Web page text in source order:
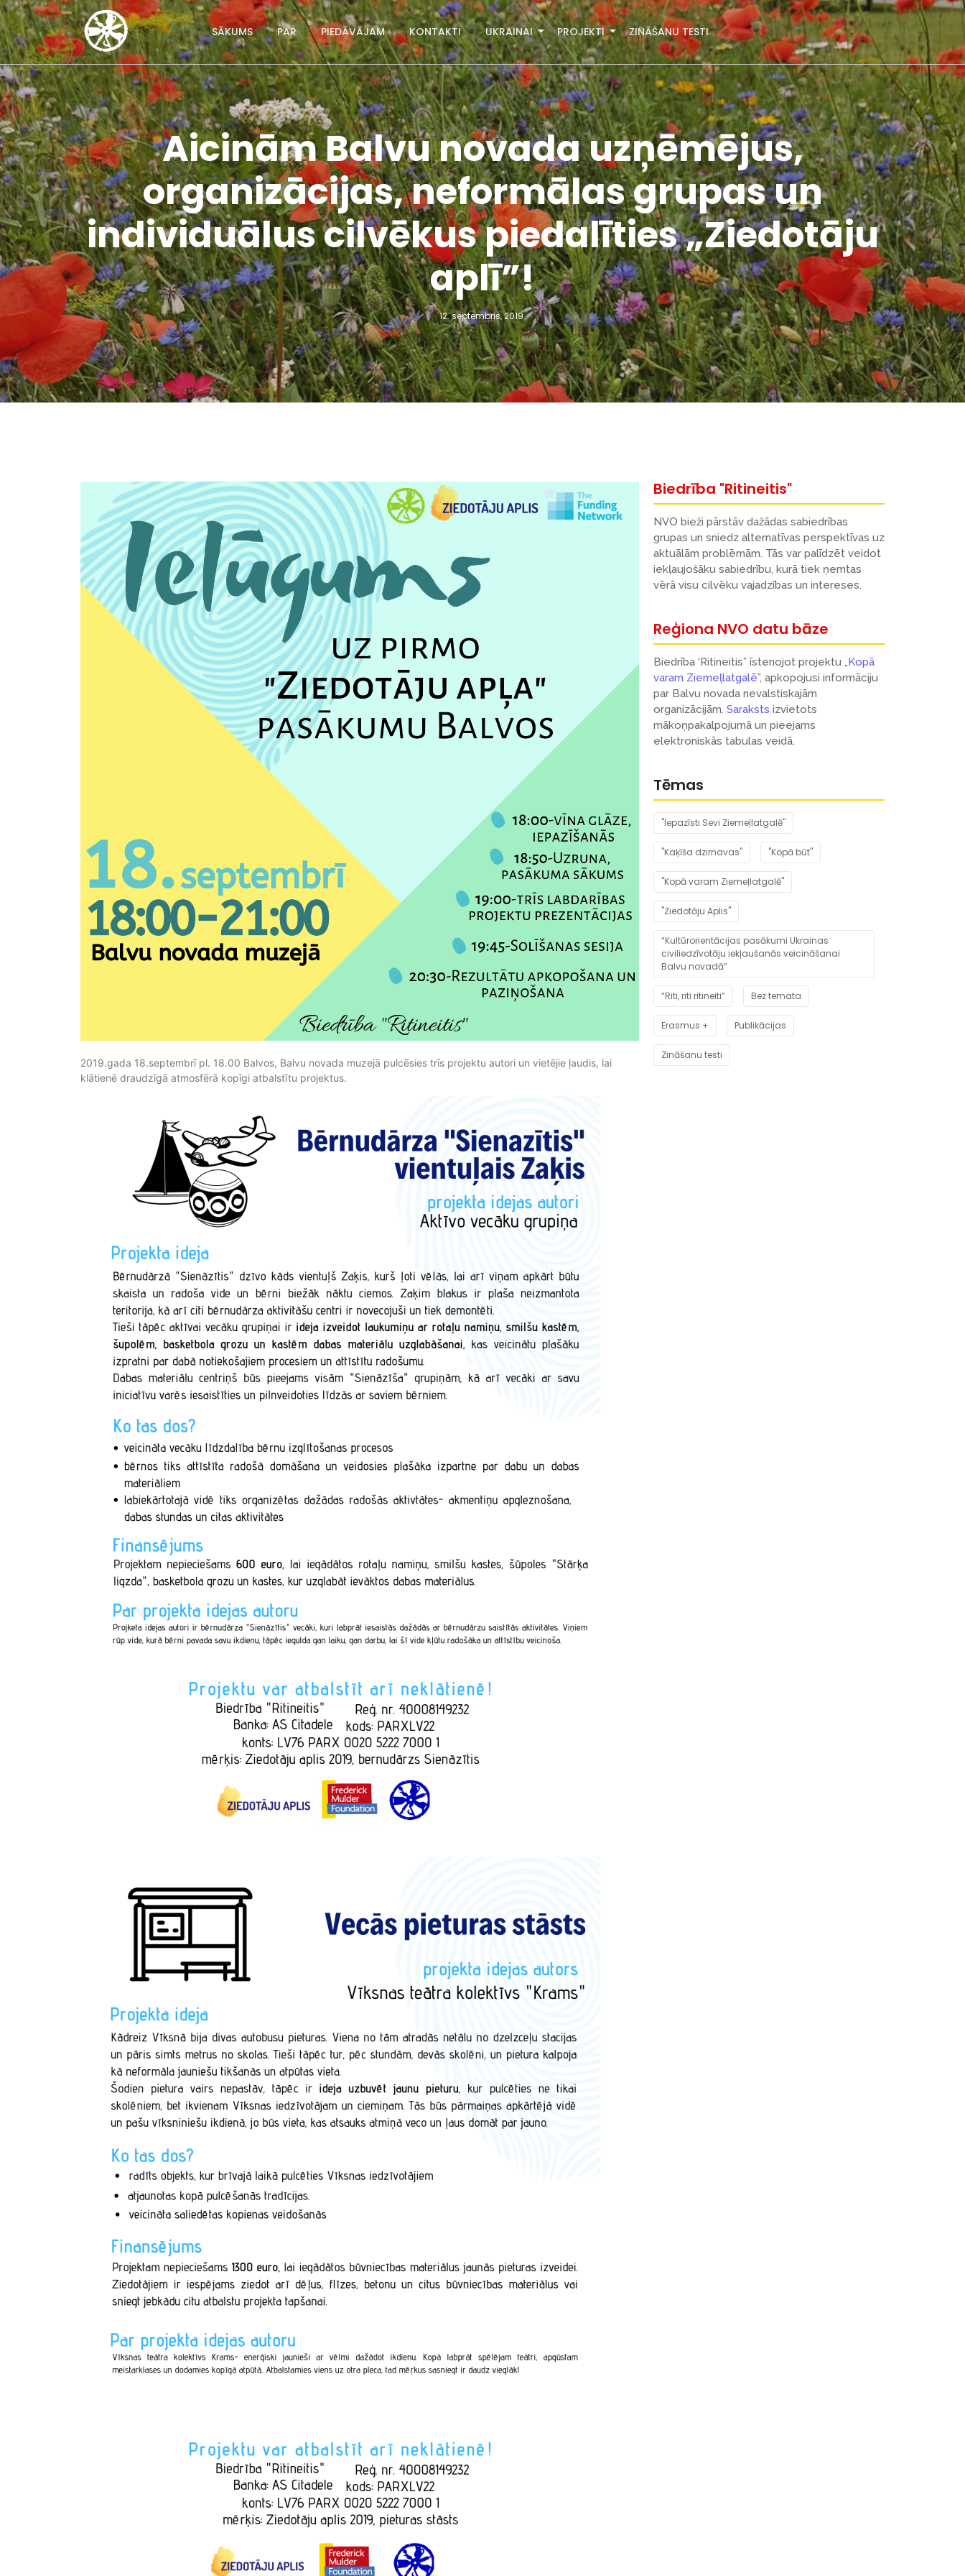
SĀKUMS PAR PIEDĀVĀJAM KONTAKTI UKRAINAI PROJEKTI ZINĀŠANU TESTI
Aicinām Balvu novada uzņēmējus,
organizācijas, neformālas grupas un
individuālus cilvēkus piedalīties „Ziedotāju
aplī”!
12. septembris, 2019.
2019.gada 18.septembrī pl. 18.00 Balvos, Balvu novada muzejā pulcēsies trīs projektu autori un vietējie ļaudis, lai
klātienē draudzīgā atmosfērā kopīgi atbalstītu projektus.
Biedrība "Ritineitis"
NVO bieži pārstāv dažādas sabiedrības
grupas un sniedz alternatīvas perspektīvas uz
aktuālām problēmām. Tās var palīdzēt veidot
iekļaujošāku sabiedrību, kurā tiek ņemtas
vērā visu cilvēku vajadzības un intereses.
Reģiona NVO datu bāze
Biedrība ‘Ritineitis” īstenojot projektu „Kopā
varam Ziemeļlatgalē”, apkopojusi informāciju
par Balvu novada nevalstiskajām
organizācijām. Saraksts izvietots
mākoņpakalpojumā un pieejams
elektroniskās tabulas veidā.
Tēmas
"Iepazīsti Sevi Ziemeļlatgalē"
"Kaķīša dzirnavas" "Kopā būt"
"Kopā varam Ziemeļlatgalē"
"Ziedotāju Aplis"
“Kultūrorientācijas pasākumi Ukrainas
civiliedzīvotāju iekļaušanās veicināšanai
Balvu novadā”
“Riti, riti ritineiti” Bez temata
Erasmus + Publikācijas
Zināšanu testi